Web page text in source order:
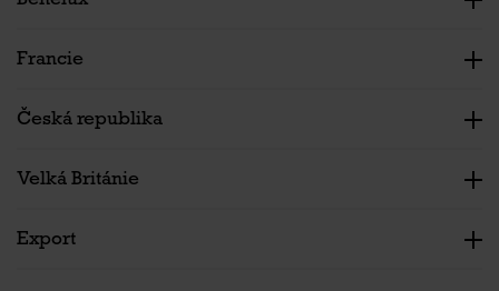
Francie
Česká republika
Velká Británie
Export